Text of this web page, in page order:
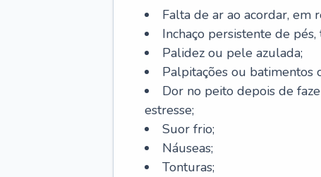
Falta de ar ao acordar, em
Inchaço persistente de
Palidez ou pele azulada;
Palpitações ou batimentos
Dor no peito depois de
estresse;
Suor frio;
Náuseas;
Tonturas;